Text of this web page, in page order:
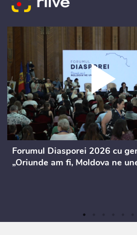
Forumul Diasporei 2026 cu
„Oriunde am fi, Moldova ne